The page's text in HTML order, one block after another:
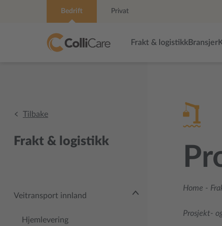
Frakt & logistikkBransjer
Bedrift Privat
Tilbake
Frakt & logistikk
Veitransport innland
Hjemlevering
Home -
Prosjekt-